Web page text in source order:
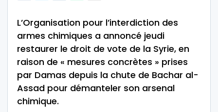
L’Organisation pour l’interdiction des
armes chimiques a annoncé jeudi
restaurer le droit de vote de la Syrie, en
raison de « mesures concrètes » prises
par Damas depuis la chute de Bachar al-
Assad pour démanteler son arsenal
chimique.